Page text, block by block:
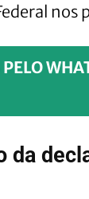
nos
da